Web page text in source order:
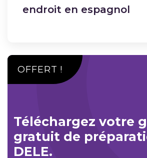
endroit en espagnol
OFFERT !
Téléchargez votre
gratuit de
DELE.